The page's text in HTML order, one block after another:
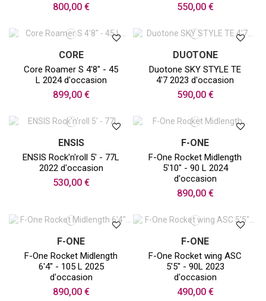
800,00 € 550,00 €
CORE
Core Roamer S 4'8" - 45
L 2024 d'occasion
899,00 €
DUOTONE
Duotone SKY STYLE TE
4'7 2023 d'occasion
590,00 €
ENSIS
ENSIS Rock'n'roll 5' - 77L
2022 d'occasion
530,00 €
F-ONE
F-One Rocket Midlength
5'10" - 90 L 2024
d'occasion
890,00 €
F-ONE
F-One Rocket Midlength
6'4" - 105 L 2025
d'occasion
890,00 €
F-ONE
F-One Rocket wing ASC
5'5" - 90L 2023
d'occasion
490,00 €